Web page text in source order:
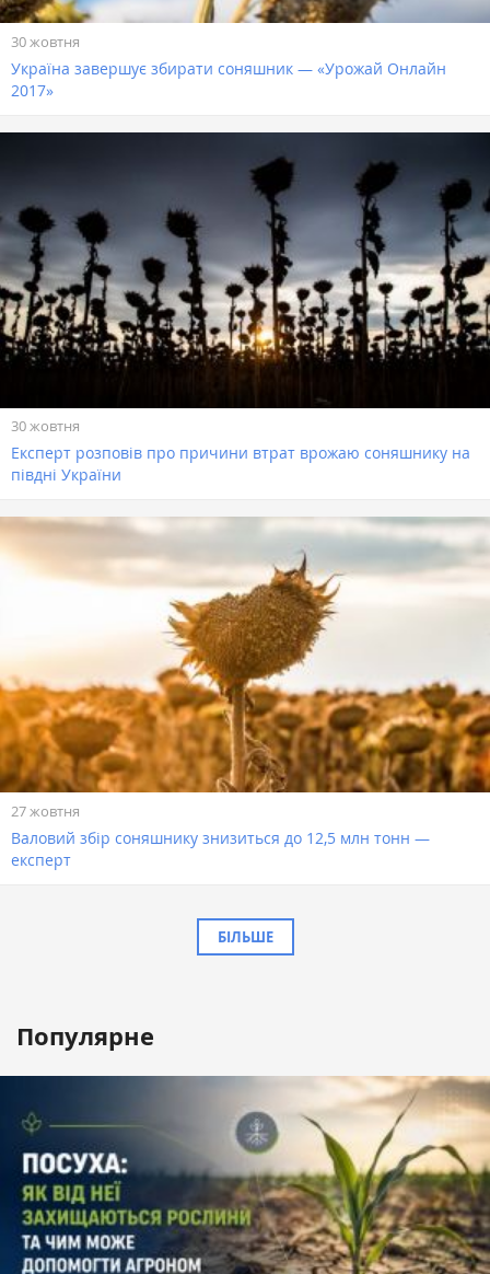
30 жовтня
Україна завершує збирати соняшник — «Урожай Онлайн
2017»
30 жовтня
Експерт розповів про причини втрат врожаю соняшнику на
півдні України
27 жовтня
Валовий збір соняшнику знизиться до 12,5 млн тонн —
експерт
БІЛЬШЕ
Популярне